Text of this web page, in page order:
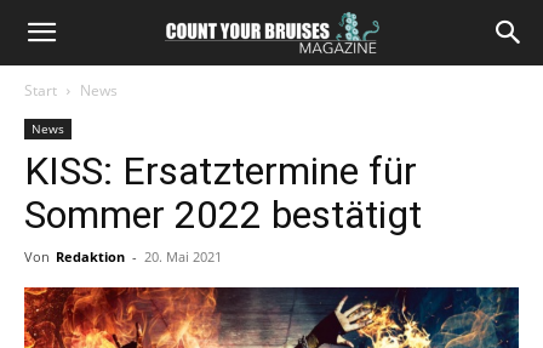
Start News
News
KISS: Ersatztermine für
Sommer 2022 bestätigt
Von Redaktion - 20. Mai 2021